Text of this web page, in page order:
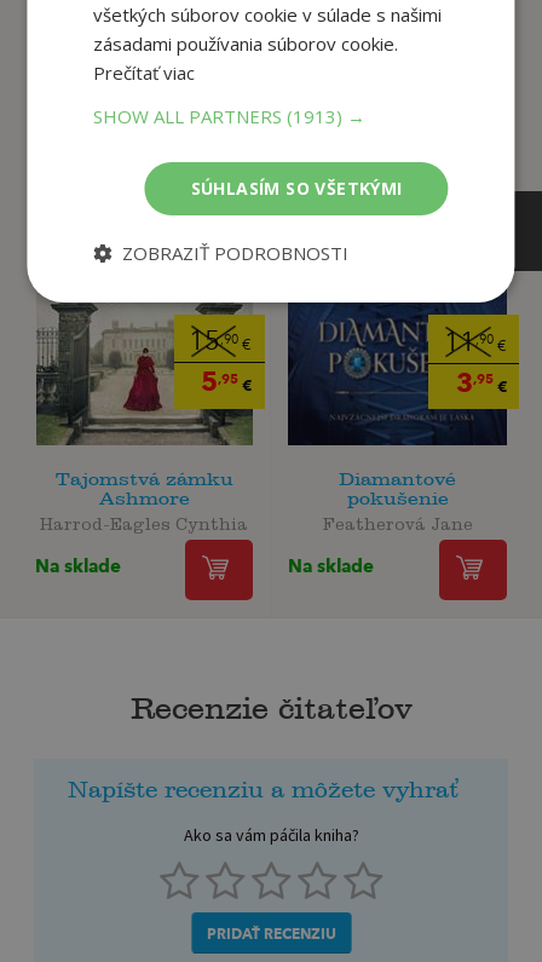
Zákazníci, ktorí si kúpili
tento titul si tiež kúpili
15,90 €
5,95 €
Tajomstvá zámku
Ashmore
Harrod-Eagles Cynthia
Na sklade
11,90€
3,95€
Diamantové
pokušenie
Featherová Jane
Na sklade
Recenzie čitateľov
Napíšte recenziu a môžete vyhrať
Ako sa vám páčila kniha?
PRIDAŤ RECENZIU
všetkých súborov cookie v súlade s našimi
zásadami používania súborov cookie.
Prečítať viac
SHOW ALL PARTNERS(1913) →
SÚHLASÍM SO VŠETKÝMI
ZOBRAZIŤ PODROBNOSTI